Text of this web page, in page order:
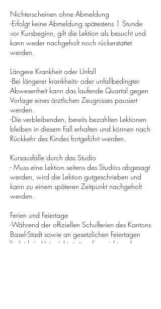
Nichterscheinen ohne Abmeldung
-Erfolgt keine Abmeldung spätestens 1 Stunde
vor Kursbeginn, gilt die Lektion als besucht und
kann weder nachgeholt noch rückerstattet
werden.
Längere Krankheit oder Unfall
-Bei längerer krankheits- oder unfallbedingter
Abwesenheit kann das laufende Quartal gegen
Vorlage eines ärztlichen Zeugnisses pausiert
werden.
-Die verbleibenden, bereits bezahlten Lektionen
bleiben in diesem Fall erhalten und können nach
Rückkehr des Kindes fortgeführt werden.
Kursausfälle durch das Studio
- Muss eine Lektion seitens des Studios abgesagt
werden, wird die Lektion gutgeschrieben und
kann zu einem späteren Zeitpunkt nachgeholt
werden.
Ferien und Feiertage
-Während der offiziellen Schulferien des Kantons
Basel-Stadt sowie an gesetzlichen Feiertagen
findet kein Unterricht statt, sofern nicht anders